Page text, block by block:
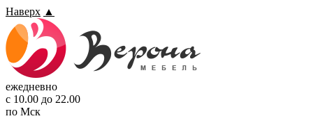
Наверх ▲
ежедневно
с 10.00 до 22.00
по Мск